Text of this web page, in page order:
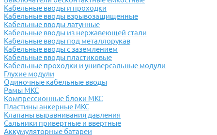
Кабельные вводы и проходки
Кабельные вводы взрывозащищенные
Кабельные вводы латунные
Кабельные вводы из нержавеющей стали
Кабельные вводы под металлорукав
Кабельные вводы с заземлением
Кабельные вводы пластиковые
Кабельные проходки и универсальные модули
Глухие модули
Одиночные кабельные вводы
Рамы МКС
Компрессионные блоки МКС
Пластины анкерные МКС
Клапаны выравнивания давления
Сальники привертные и ввертные
Аккумуляторные батареи